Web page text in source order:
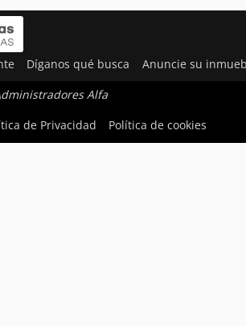
Díganos qué busca Anuncie su
Alfa
de Privacidad Política de cookies